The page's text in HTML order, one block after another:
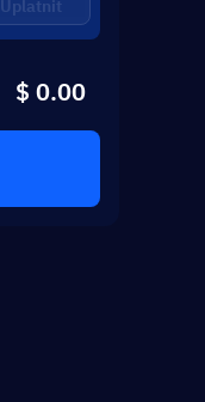
Uplatnit
$ 0.00